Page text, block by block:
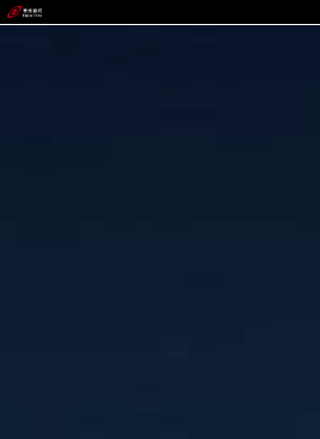
BEATS官网